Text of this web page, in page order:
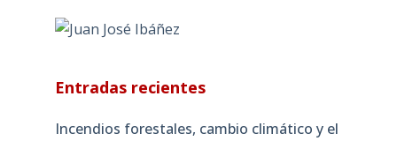
Entradas recientes
Incendios forestales, cambio climático y el